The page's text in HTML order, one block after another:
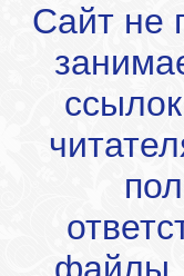
Сайт не